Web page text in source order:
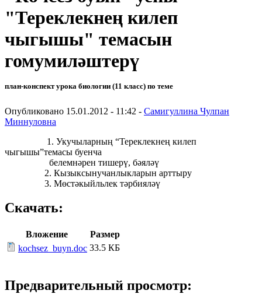
"Тереклекнең килеп
чыгышы" темасын
гомумиләштерү
план-конспект урока биологии (11 класс) по теме
Опубликовано 15.01.2012 - 11:42 - Cамигуллина Чулпан
Миннуловна
1. Укучыларның “Тереклекнең килеп
чыгышы”темасы буенча
белемнәрен тишерү, бәяләү
2. Кызыксынучанлыкларын арттыру
3. Мөстәкыйльлек тәрбияләү
Скачать:
Вложение
Размер
kochsez_buyn.doc 33.5 КБ
Предварительный просмотр: